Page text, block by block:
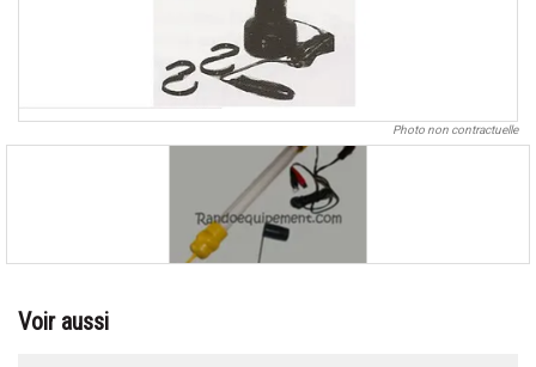
Photo non contractuelle
Voir aussi